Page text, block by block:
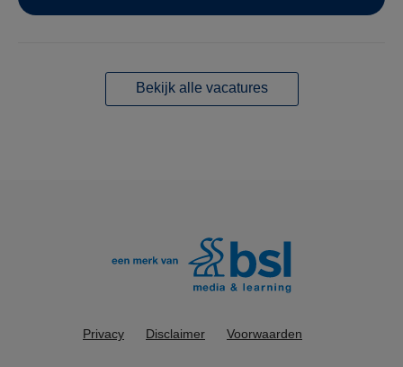
Bekijk alle vacatures
Privacy Disclaimer Voorwaarden